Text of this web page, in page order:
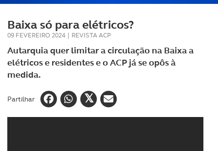
Baixa só para elétricos?
09 FEVEREIRO 2024 | REVISTA ACP
Autarquia quer limitar a circulação na Baixa a
elétricos e residentes e o ACP já se opôs à
medida.
Partilhar